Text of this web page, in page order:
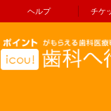
ヘルプ チケ